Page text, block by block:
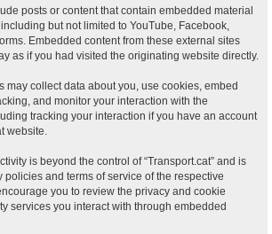
posts or content that contain embedded material
but not limited to YouTube, Facebook,
Embedded content from these external sites
as if you had visited the originating website directly.
may collect data about you, use cookies, embed
and monitor your interaction with the
tracking your interaction if you have an account
website.
is beyond the control of “Transport.cat” and is
policies and terms of service of the respective
you to review the privacy and cookie
services you interact with through embedded